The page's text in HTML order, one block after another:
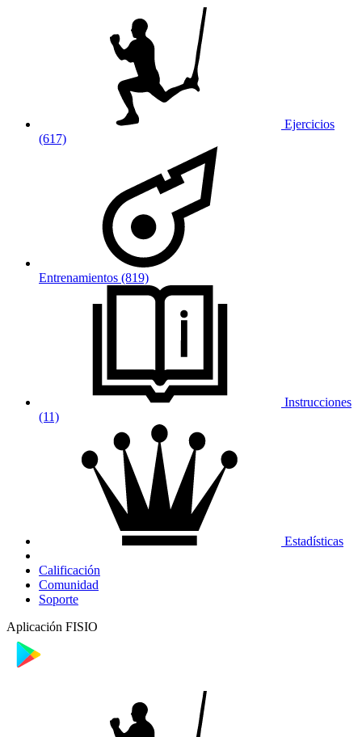
Ejercicios
(617)
Entrenamientos (819)
Instrucciones
(11)
Estadísticas
Calificación
Comunidad
Soporte
Aplicación FISIO